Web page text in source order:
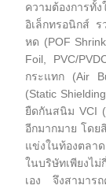
ความต้องการ
อิเล็กทรอนิกส์
หด (POF
Foil, PVC/
กระแทก (Air
(Static
ยืดกันสนิม VCI
อีกมากมาย โดย
แข่งในท้องตลา
ในบริษัทเพียงไม่
เอง จึงสามาร